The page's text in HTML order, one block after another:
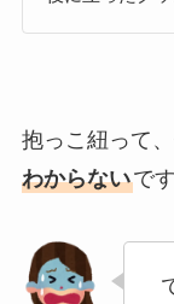
抱っこ紐って、
わからないで